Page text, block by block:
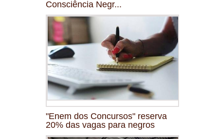
Consciência Negr...
"Enem dos Concursos" reserva
20% das vagas para negros